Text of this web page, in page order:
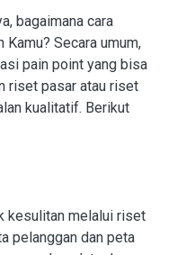
bagaimana cara
Secara umum,
pain point yang bisa
riset pasar atau riset
kualitatif. Berikut
kesulitan melalui riset
pelanggan dan peta